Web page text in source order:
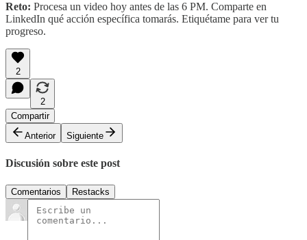
Reto: Procesa un video hoy antes de las 6 PM. Comparte en
LinkedIn qué acción específica tomarás. Etiquétame para ver tu
progreso.
2
2
Compartir
Anterior
Siguiente
Discusión sobre este post
Comentarios Restacks